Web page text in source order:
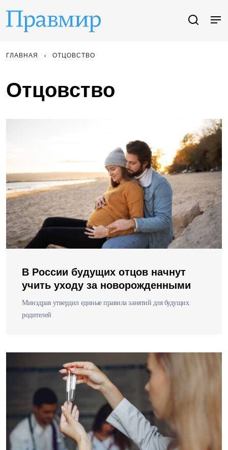
ГЛАВНАЯ ОТЦОВСТВО
Отцовство
В России будущих отцов начнут
учить уходу за новорожденными
Минздрав утвердил единые правила занятий для будущих
родителей